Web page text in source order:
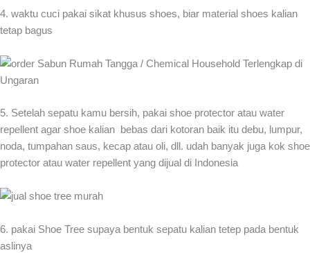
4. waktu cuci pakai sikat khusus shoes, biar material shoes kalian
tetap bagus
5. Setelah sepatu kamu bersih, pakai shoe protector atau water
repellent agar shoe kalian bebas dari kotoran baik itu debu, lumpur,
noda, tumpahan saus, kecap atau oli, dll. udah banyak juga kok shoe
protector atau water repellent yang dijual di Indonesia
6. pakai Shoe Tree supaya bentuk sepatu kalian tetep pada bentuk
aslinya